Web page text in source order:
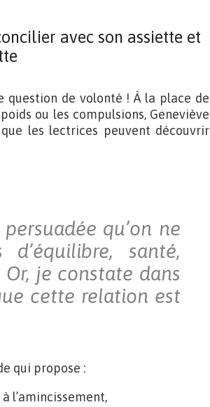
avec son assiette et
question de volonté ! À la place de
ou les compulsions, Geneviève
les lectrices peuvent découvrir
qu’on ne
santé,
je constate dans
cette relation est
qui propose :
l’amincissement,